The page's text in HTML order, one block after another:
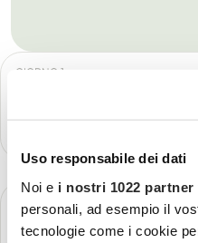
Uso responsabile dei dati
Noi e i nostri 1022 partner
personali, ad esempio il
tecnologie come i cookie
GIORNO 1
Più dettagli
Arusha